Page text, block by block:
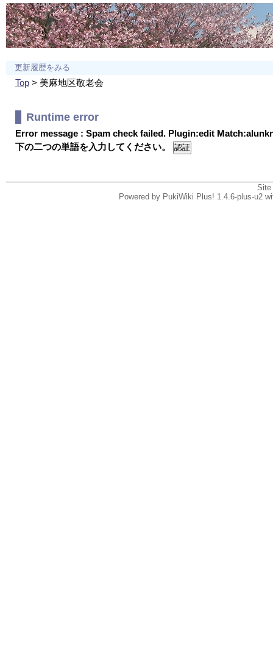
更新履歴をみる
Top> 美麻地区敬老会
Runtime error
Error message : Spam check failed. Plugin:edit
下の二つの単語を入力してください。
Powered by PukiWiki Plus! 1.4.6-plus-u2